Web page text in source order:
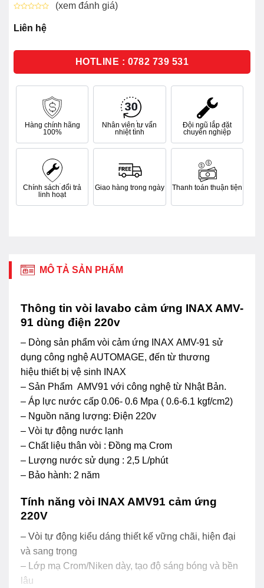
xếp
hạng
sao
(xem đánh giá)
Liên hệ
HOTLINE : 0782 739 531
Hàng chính hãng
100%
Nhân viên tư vấn
nhiệt tình
Đội ngũ lắp đặt
chuyên nghiệp
Chính sách đổi trả
linh hoạt
Giao hàng trong ngày Thanh toán thuận tiện
MÔ TẢ SẢN PHẨM
Thông tin vòi lavabo cảm ứng INAX AMV-
91 dùng điện 220v
– Dòng sản phẩm vòi cảm ứng INAX AMV-91 sử
dụng công nghệ AUTOMAGE, đến từ thương
hiệu thiết bị vệ sinh INAX
– Sản Phẩm AMV91 với công nghệ từ Nhật Bản.
– Áp lực nước cấp 0.06- 0.6 Mpa ( 0.6-6.1 kgf/cm2)
– Nguồn năng lượng: Điện 220v
– Vòi tự động nước lạnh
– Chất liệu thân vòi : Đồng mạ Crom
– Lượng nước sử dụng : 2,5 L/phút
– Bảo hành: 2 năm
Tính năng vòi INAX AMV91 cảm ứng
220V
– Vòi tự động kiểu dáng thiết kế vững chãi, hiện đại
và sang trọng
– Lớp mạ Crom/Niken dày, tạo độ sáng bóng và bền
lâu